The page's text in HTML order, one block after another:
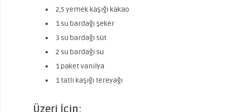
2,5 yemek kaşığı kakao
1 su bardağı şeker
3 su bardağı süt
2 su bardağı su
1 paket vanilya
1 tatlı kaşığı tereyağı
Üzeri İçin;